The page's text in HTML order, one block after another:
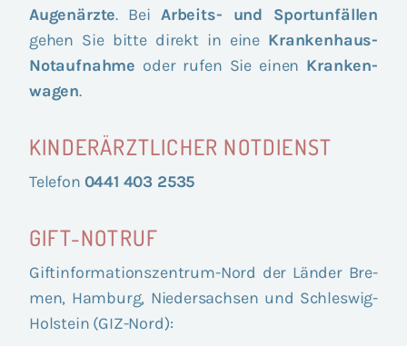
Augen­ärz­te. Bei Arbeits- und Sport­un­fäl­len
gehen Sie bit­te direkt in eine Kran­ken­haus-
Not­auf­nah­me oder rufen Sie einen Kran­ken­
wa­gen.
KINDERÄRZTLICHER NOTDIENST
Tele­fon 0441 403 2535
GIFT-NOTRUF
Gift­in­for­ma­ti­ons­zen­trum-Nord der Län­der Bre­
men, Ham­burg, Nie­der­sach­sen und Schles­wig-
Hol­stein (GIZ-Nord):